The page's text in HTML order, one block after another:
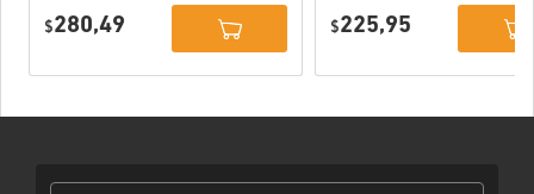
Network
$280,49
Network
$225,95